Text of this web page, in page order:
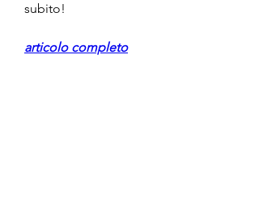
subito!
articolo completo